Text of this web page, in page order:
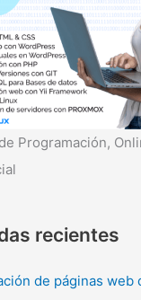
Programación,
recientes
de páginas web